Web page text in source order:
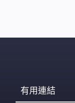
有用連結